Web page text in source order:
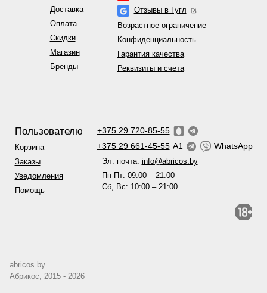
Доставка
Оплата
Скидки
Магазин
Бренды
Отзывы в Гугл
Возрастное ограничение
Конфиденциальность
Гарантия качества
Реквизиты и счета
Пользователю
Корзина
Заказы
Уведомления
Помощь
+375 29 720-85-55
+375 29 661-45-55 A1 WhatsApp
Эл. почта: info@abricos.by
Пн-Пт: 09:00 – 21:00
Сб, Вс: 10:00 – 21:00
abricos.by
Абрикос, 2015 - 2026